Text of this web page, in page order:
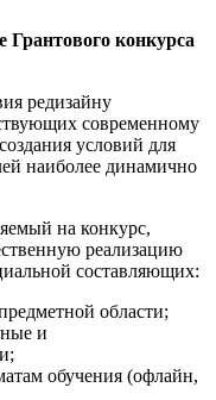
Грантового конкурса
редизайну
современному
условий для
наиболее динамично
на конкурс,
реализацию
составляющих:
области;
и
обучения (офлайн,